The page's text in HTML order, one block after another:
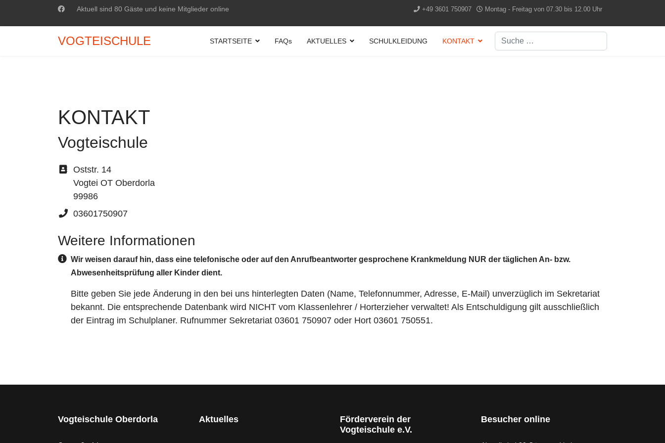
Aktuell sind 80 Gäste und keine Mitglieder online +49 3601 750907 Montag - Freitag von 07.30 bis 12.00 Uhr
VOGTEISCHULE STARTSEITE FAQs AKTUELLES SCHULKLEIDUNG KONTAKT
Suchen
KONTAKT
Vogteischule
Adresse
Oststr. 14
Vogtei OT Oberdorla
99986
Telefon
03601750907
Weitere Informationen
Weitere Informationen
Wir weisen darauf hin, dass eine telefonische oder auf den Anrufbeantworter gesprochene Krankmeldung NUR der täglichen An- bzw.
Abwesenheitsprüfung aller Kinder dient.
Bitte geben Sie jede Änderung in den bei uns hinterlegten Daten (Name, Telefonnummer, Adresse, E-Mail) unverzüglich im Sekretariat
bekannt. Die entsprechende Datenbank wird NICHT vom Klassenlehrer / Horterzieher verwaltet! Als Entschuldigung gilt ausschließlich
der Eintrag im Schulplaner. Rufnummer Sekretariat 03601 750907 oder Hort 03601 750551.
Vogteischule Oberdorla Aktuelles
Förderverein der
Vogteischule e.V.
Besucher online